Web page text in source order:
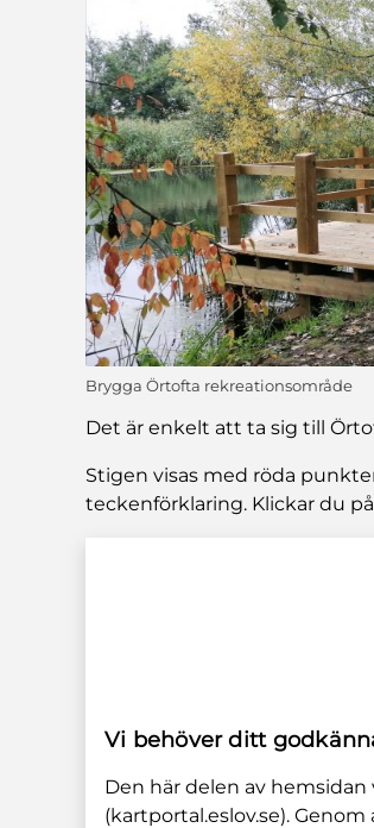
Brygga Örtofta rekreationsområde
Det är enkelt att ta sig till
Stigen visas med röda
teckenförklaring. Klickar du
Vi behöver ditt
Den här delen av
(kartportal.eslov.se).